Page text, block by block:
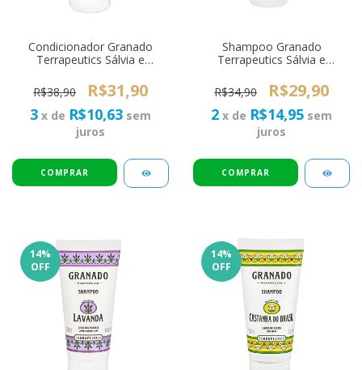
Condicionador Granado
Terrapeutics Sálvia e
Oleosos
R$38,90 R$31,90
3 x de R$10,63 sem
juros
Shampoo Granado
Terrapeutics Sálvia e
Oleosos
R$34,90 R$29,90
2 x de R$14,95 sem
juros
14%
OFF
14%
OFF